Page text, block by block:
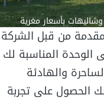
من قبل الشركة
المناسبة لك
والهادئة
الحصول على تجربة